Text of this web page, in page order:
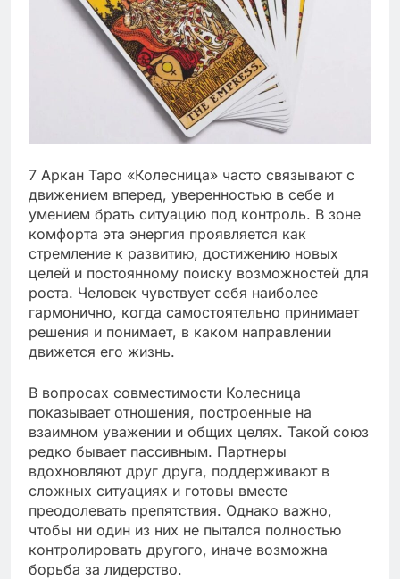
7 Аркан Таро «Колесница» часто связывают с
движением вперед, уверенностью в себе и
умением брать ситуацию под контроль. В зоне
комфорта эта энергия проявляется как
стремление к развитию, достижению новых
целей и постоянному поиску возможностей для
роста. Человек чувствует себя наиболее
гармонично, когда самостоятельно принимает
решения и понимает, в каком направлении
движется его жизнь.
В вопросах совместимости Колесница
показывает отношения, построенные на
взаимном уважении и общих целях. Такой союз
редко бывает пассивным. Партнеры
вдохновляют друг друга, поддерживают в
сложных ситуациях и готовы вместе
преодолевать препятствия. Однако важно,
чтобы ни один из них не пытался полностью
контролировать другого, иначе возможна
борьба за лидерство.